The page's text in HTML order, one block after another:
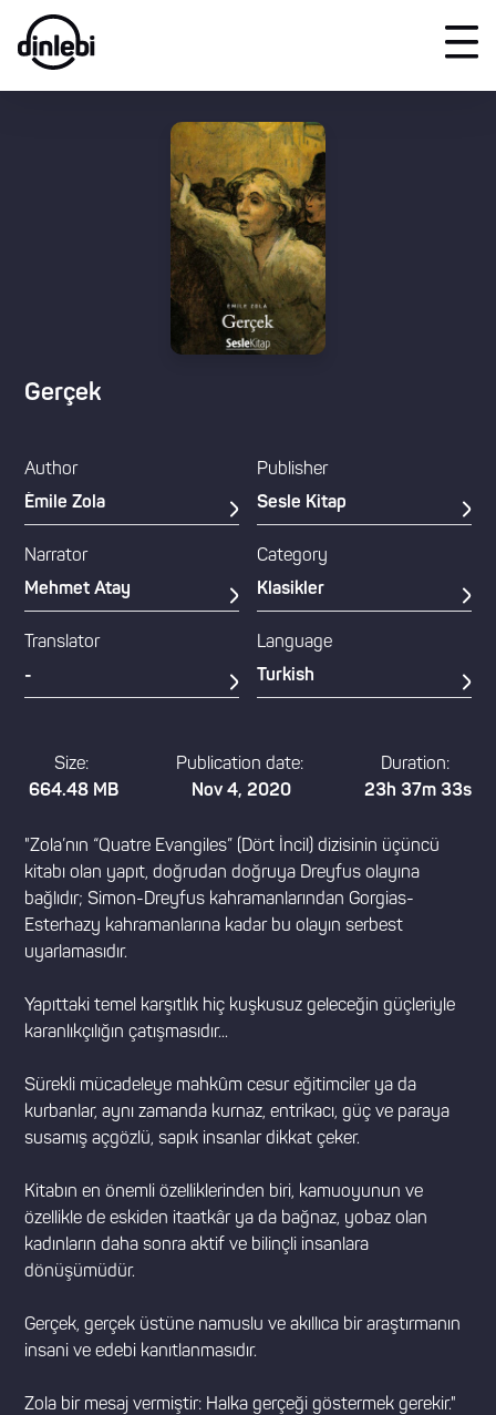
Gerçek
Author
Émile Zola
Publisher
Sesle Kitap
Narrator
Mehmet Atay
Category
Klasikler
Translator
-
Language
Turkish
Size:
664.48 MB
Publication date:
Nov 4, 2020
Duration:
23h 37m 33s
"Zola’nın “Quatre Evangiles” (Dört İncil) dizisinin üçüncü
kitabı olan yapıt, doğrudan doğruya Dreyfus olayına
bağlıdır; Simon-Dreyfus kahramanlarından Gorgias-
Esterhazy kahramanlarına kadar bu olayın serbest
uyarlamasıdır.
Yapıttaki temel karşıtlık hiç kuşkusuz geleceğin güçleriyle
karanlıkçılığın çatışmasıdır...
Sürekli mücadeleye mahkûm cesur eğitimciler ya da
kurbanlar, aynı zamanda kurnaz, entrikacı, güç ve paraya
susamış açgözlü, sapık insanlar dikkat çeker.
Kitabın en önemli özelliklerinden biri, kamuoyunun ve
özellikle de eskiden itaatkâr ya da bağnaz, yobaz olan
kadınların daha sonra aktif ve bilinçli insanlara
dönüşümüdür.
Gerçek, gerçek üstüne namuslu ve akıllıca bir araştırmanın
insani ve edebi kanıtlanmasıdır.
Zola bir mesaj vermiştir: Halka gerçeği göstermek gerekir."